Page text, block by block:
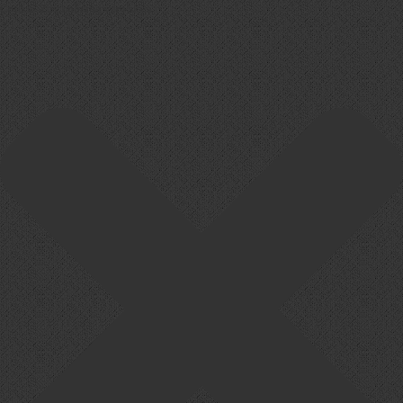
Cookie-Zustimmung verwalten